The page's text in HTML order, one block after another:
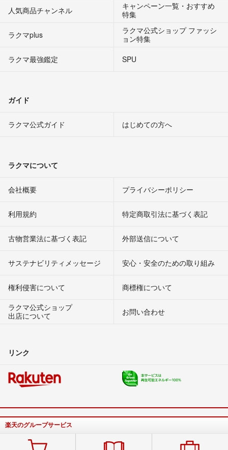
人気商品チャンネル
キャンペーン一覧・おすすめ
特集
ラクマplus
ラクマ公式ショップ ファッシ
ョン特集
ラクマ最強鑑定
SPU
ガイド
ラクマ公式ガイド はじめての方へ
ラクマについて
会社概要 プライバシーポリシー
利用規約 特定商取引法に基づく表記
古物営業法に基づく表記 外部送信について
サステナビリティメッセージ 安心・安全のための取り組み
権利侵害について
商標権について
ラクマ公式ショップ
出店について
お問い合わせ
リンク
楽天のグループサービス